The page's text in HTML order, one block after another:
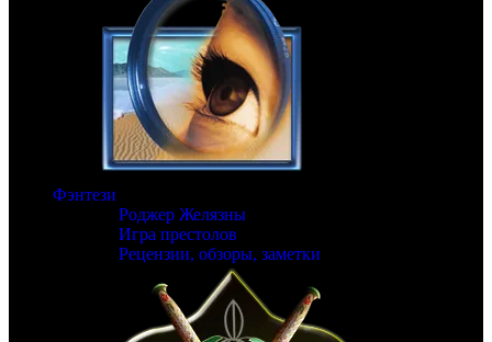
Фэнтези
Роджер Желязны
Игра престолов
Рецензии, обзоры, заметки